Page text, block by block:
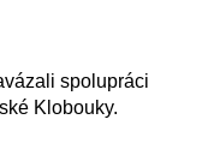
spolupráci
Klobouky.